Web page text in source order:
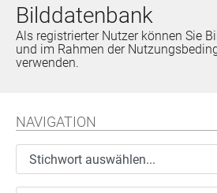
Bilddatenbank
Als registrierter Nutzer können Sie
und im Rahmen der
verwenden.
NAVIGATION